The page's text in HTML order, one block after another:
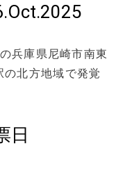
兵庫県尼崎市南東
北方地域で発覚
日